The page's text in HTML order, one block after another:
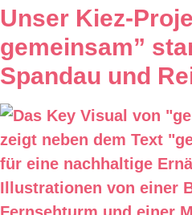
Unser Kiez-
gemeinsam”
Spandau und